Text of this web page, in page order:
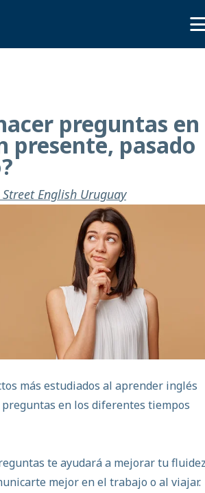
preguntas en
presente, pasado
English Uruguay
más estudiados al aprender inglés
en los diferentes tiempos
te ayudará a mejorar tu
mejor en el trabajo o al viajar.